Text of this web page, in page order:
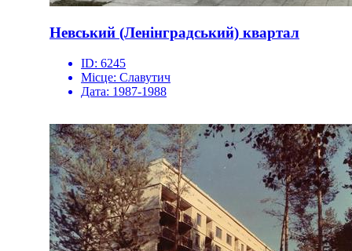
Невський (Ленінградський) квартал
ID: 6245
Місце: Славутич
Дата: 1987-1988